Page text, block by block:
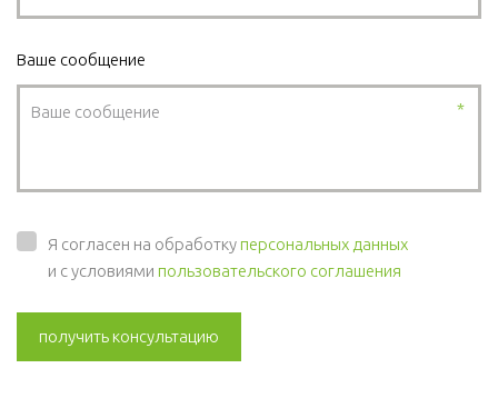
Ваше сообщение
*
Я согласен на обработкуперсональных данных
и с условиями пользовательского соглашения
получить консультацию